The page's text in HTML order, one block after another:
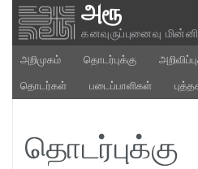
Skip
content
அரூ
கனவுருப்புனைவு
அறிமுகம் தொடர்புக்கு
தொடர்கள்
படைப்பாளிகள்
தொடர்புக்கு